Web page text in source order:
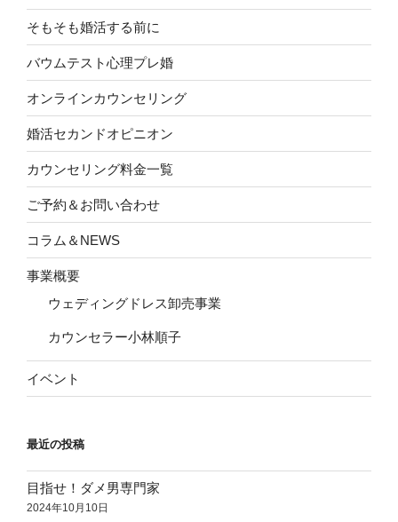
そもそも婚活する前に
バウムテスト心理プレ婚
オンラインカウンセリング
婚活セカンドオピニオン
カウンセリング料金一覧
ご予約＆お問い合わせ
コラム＆NEWS
事業概要
ウェディングドレス卸売事業
カウンセラー小林順子
イベント
最近の投稿
目指せ！ダメ男専門家
2024年10月10日